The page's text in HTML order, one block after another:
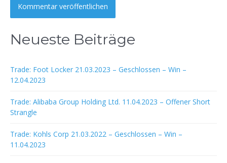
Neueste Beiträge
Trade: Foot Locker 21.03.2023 – Geschlossen – Win –
12.04.2023
Trade: Alibaba Group Holding Ltd. 11.04.2023 – Offener Short
Strangle
Trade: Kohls Corp 21.03.2022 – Geschlossen – Win –
11.04.2023